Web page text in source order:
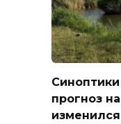
прогноз
изменился